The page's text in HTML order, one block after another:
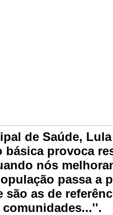
de Saúde,
básica provoca
nós
passa a
são as de
comunidades...''.